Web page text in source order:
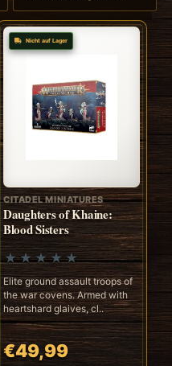
Nicht auf Lager
CITADEL MINIATURES
Daughters of Khaine:
Blood Sisters
Elite ground assault troops of
the war covens. Armed with
heartshard glaives, cl..
€49,99